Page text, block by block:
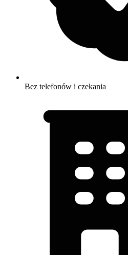
Bez telefonów i czekania